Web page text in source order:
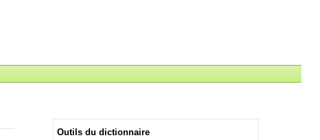
Outils du dictionnaire